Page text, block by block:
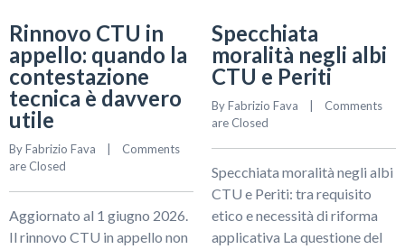
Rinnovo CTU in
appello: quando la
contestazione
tecnica è davvero
utile
By Fabrizio Fava
Comments
are Closed
Aggiornato al 1 giugno 2026.
Il rinnovo CTU in appello non
Specchiata
moralità negli albi
CTU e Periti
By Fabrizio Fava
Comments
are Closed
Specchiata moralità negli albi
CTU e Periti: tra requisito
etico e necessità di riforma
applicativa La questione del